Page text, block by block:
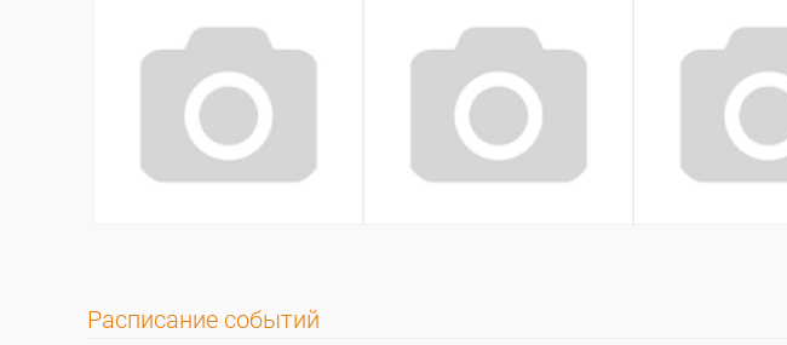
Расписание событий